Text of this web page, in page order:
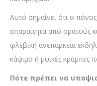
Αυτό σημαίνει ότι ο
απαραίτητα από ορατούς
φλεβική ανεπάρκεια
κάψιμο ή μυϊκές κράμπες
Πότε πρέπει να